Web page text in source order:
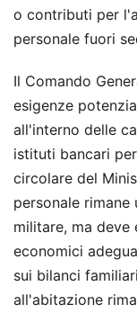
o contributi per
personale fuori
Il Comando
esigenze
all'interno delle
istituti bancari
circolare del
personale
militare, ma deve
economici
sui bilanci
all'abitazione